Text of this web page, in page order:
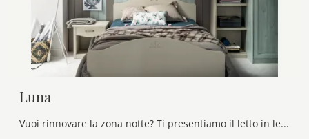
Luna
Vuoi rinnovare la zona notte? Ti presentiamo il letto in legno Luna di Callesella per spazi moderni.